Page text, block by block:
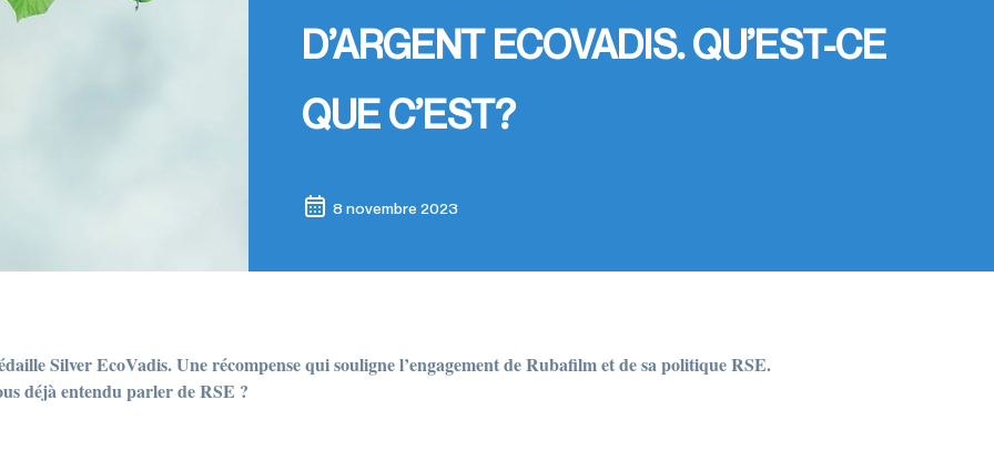
D’ARGENT ECOVADIS. QU’EST-CE
QUE C’EST?
8 novembre 2023
Silver EcoVadis. Une récompense qui souligne l’engagement de Rubafilm et de sa politique RSE.
déjà entendu parler de RSE ?